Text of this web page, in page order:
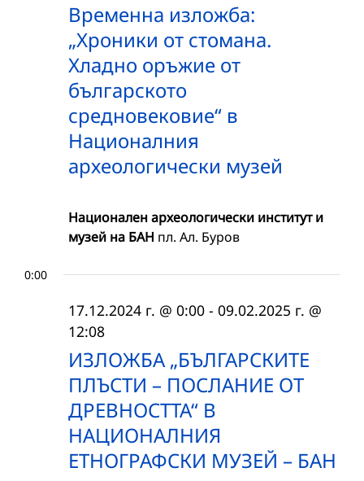
Временна изложба:
„Хроники от стомана.
Хладно оръжие от
българското
средновековие“ в
Националния
археологически музей
Национален археологически институт и
музей на БАН пл. Ал. Буров
0:00
ИЗЛОЖБА „БЪЛГАРСКИТЕ
ПЛЪСТИ – ПОСЛАНИЕ ОТ
ДРЕВНОСТТА“ В
НАЦИОНАЛНИЯ
ЕТНОГРАФСКИ МУЗЕЙ – БАН
17.12.2024 г. @ 0:00 - 09.02.2025 г. @
12:08